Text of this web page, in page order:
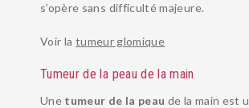
s’opère sans difficulté majeure.
Voir la tumeur glomique
Tumeur de la peau de la main
Une tumeur de la peau de la main est